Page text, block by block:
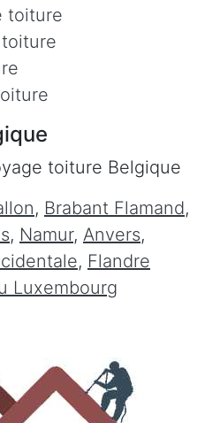
toiture
toiture Belgique
, Brabant Flamand,
, Namur, Anvers,
, Flandre
Luxembourg